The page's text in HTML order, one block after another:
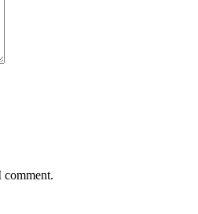
comment.